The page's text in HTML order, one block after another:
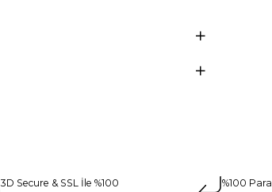
3D Secure & SSL İle %100
%100 Para